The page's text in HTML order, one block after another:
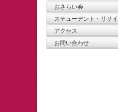
おさらい会
ステューデント・リサ
アクセス
お問い合わせ